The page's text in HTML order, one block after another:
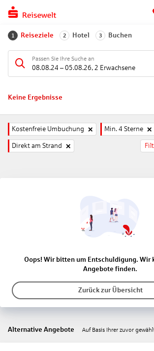
1 Reiseziele 2 Hotel 3 Buchen
Passen Sie Ihre Suche an
08.08.24 – 05.08.26, 2 Erwachsene
Keine Ergebnisse
Kostenfreie Umbuchung Min. 4 Sterne
Direkt am Strand
Oops! Wir bitten um Entschuldigung. Wir
Angebote finden.
Zurück zur Übersicht
Alternative Angebote Auf Basis Ihrer zuvor